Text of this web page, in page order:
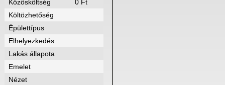
Közösköltség
0 Ft
Költözhetőség
Épülettípus
Elhelyezkedés
Lakás állapota
Emelet
Nézet